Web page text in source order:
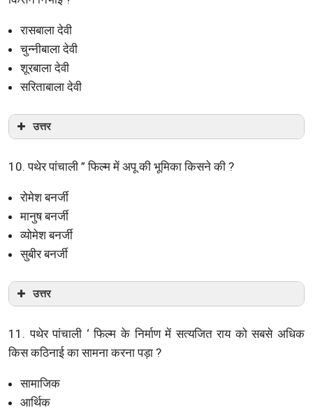
रासबाला देवी
चुन्नीबाला देवी
शूरबाला देवी
सरिताबाला देवी
उत्तर
10. पथेर पांचाली ” फिल्म में अपू की भूमिका किसने की ?
रोमेश बनर्जी
मानुष बनर्जी
व्योमेश बनर्जी
सुबीर बनर्जी
उत्तर
11. पथेर पांचाली ‘ फिल्म के निर्माण में सत्यजित राय को सबसे अधिक
किस कठिनाई का सामना करना पड़ा ?
सामाजिक
आर्थिक